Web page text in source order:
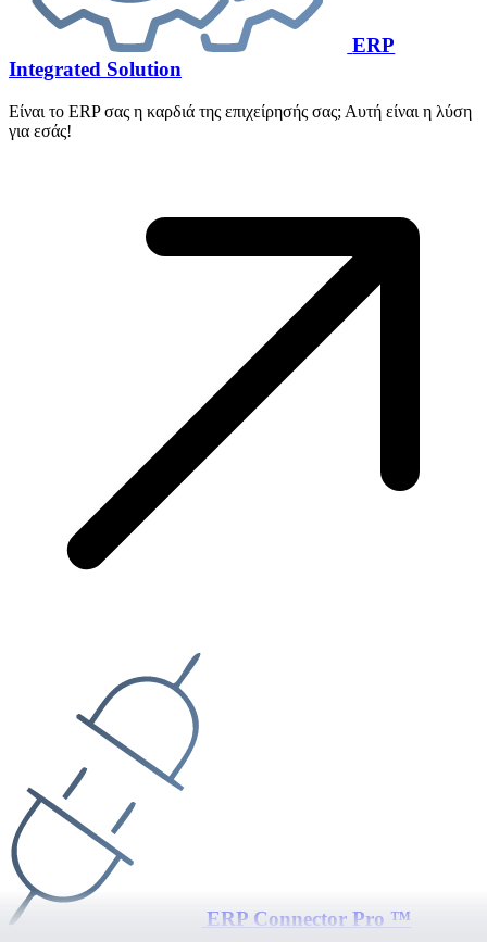
ERP
Integrated Solution
Είναι το ERP σας η καρδιά της επιχείρησής σας; Αυτή είναι η λύση
για εσάς!
ERP Connector Pro ™